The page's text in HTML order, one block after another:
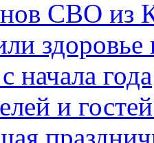
СВО из
начала года
и